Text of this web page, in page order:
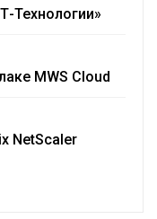
Технологии»
MWS Cloud
NetScaler